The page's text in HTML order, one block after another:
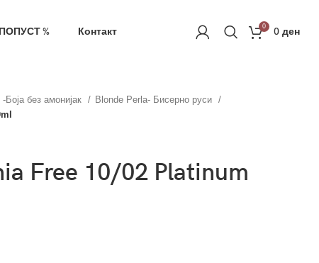
ПОПУСТ % Контакт 0 0 ден
Боја без амонијак
Blonde Perla- Бисерно руси
Free 10/02 Platinum